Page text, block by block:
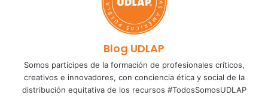
Blog UDLAP
Somos partícipes de la formación de profesionales críticos,
creativos e innovadores, con conciencia ética y social de la
distribución equitativa de los recursos #TodosSomosUDLAP